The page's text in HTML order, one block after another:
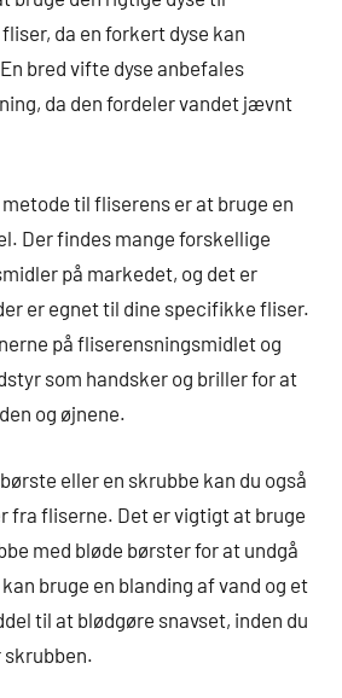
da en forkert dyse kan
bred vifte dyse anbefales
da den fordeler vandet jævnt
til fliserens er at bruge en
Der findes mange forskellige
på markedet, og det er
er egnet til dine specifikke fliser.
på fliserensningsmidlet og
som handsker og briller for at
og øjnene.
eller en skrubbe kan du også
fra fliserne. Det er vigtigt at bruge
med bløde børster for at undgå
bruge en blanding af vand og et
til at blødgøre snavset, inden du
skrubben.